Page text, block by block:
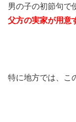
男の子の初節句で
父方の実家が用意
特に地方では、こ